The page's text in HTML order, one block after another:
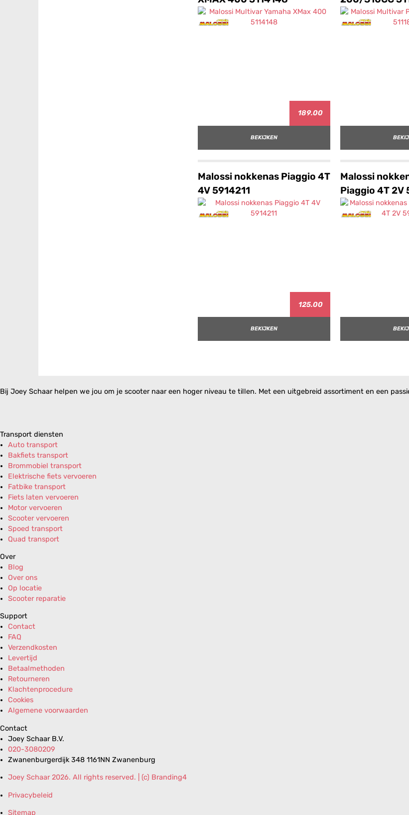
189.00
BEKIJKEN
Malossi nokkenas Piaggio 4T
4V 5914211
125.00
BEKIJKEN
Malossi
Piaggio 4T 2V
Bij Joey Schaar helpen we jou om je scooter naar een hoger niveau te tillen. Met een uitgebreid assortiment en een
Transport diensten
Auto transport
Bakfiets transport
Brommobiel transport
Elektrische fiets vervoeren
Fatbike transport
Fiets laten vervoeren
Motor vervoeren
Scooter vervoeren
Spoed transport
Quad transport
Over
Blog
Over ons
Op locatie
Scooter reparatie
Support
Contact
FAQ
Verzendkosten
Levertijd
Betaalmethoden
Retourneren
Klachtenprocedure
Cookies
Algemene voorwaarden
Contact
Joey Schaar B.V.
020-3080209
Zwanenburgerdijk 348 1161NN Zwanenburg
Joey Schaar 2026. All rights reserved. | (c) Branding4
Privacybeleid
Sitemap